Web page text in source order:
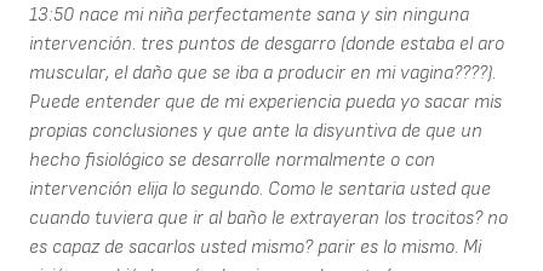
13:50 nace mi niña perfectamente sana y sin ninguna
intervención. tres puntos de desgarro (donde estaba el aro
muscular, el daño que se iba a producir en mi vagina????).
Puede entender que de mi experiencia pueda yo sacar mis
propias conclusiones y que ante la disyuntiva de que un
hecho fisiológico se desarrolle normalmente o con
intervención elija lo segundo. Como le sentaria usted que
cuando tuviera que ir al baño le extrayeran los trocitos? no
es capaz de sacarlos usted mismo? parir es lo mismo. Mi